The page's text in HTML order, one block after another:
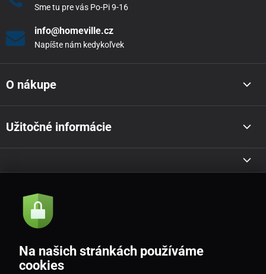
Sme tu pre vás Po-Pi 9-16
info@homeville.cz
Napíšte nám kedykoľvek
O nákupe
Užitočné informácie
Akcie a novinky e-mailom
Souhlasím sezásadami zpracování osobních údajů
Na našich stránkách používáme
cookies